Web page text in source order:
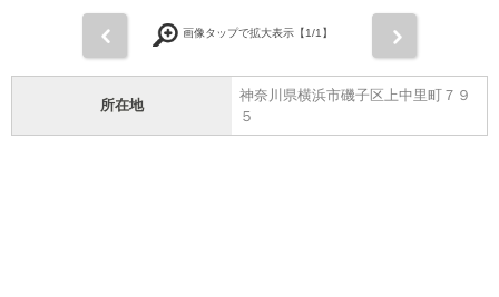
画像タップで拡大表示【1/1】
所在地
神奈川県横浜市磯子区上中里町７９
５